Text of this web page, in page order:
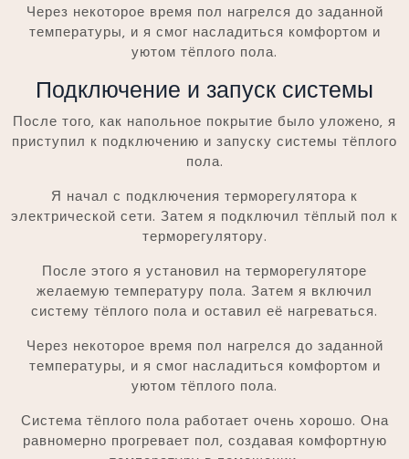
Через некоторое время пол нагрелся до заданной
температуры‚ и я смог насладиться комфортом и
уютом тёплого пола.
Подключение и запуск системы
После того‚ как напольное покрытие было уложено‚ я
приступил к подключению и запуску системы тёплого
пола.
Я начал с подключения терморегулятора к
электрической сети. Затем я подключил тёплый пол к
терморегулятору.
После этого я установил на терморегуляторе
желаемую температуру пола. Затем я включил
систему тёплого пола и оставил её нагреваться.
Через некоторое время пол нагрелся до заданной
температуры‚ и я смог насладиться комфортом и
уютом тёплого пола.
Система тёплого пола работает очень хорошо. Она
равномерно прогревает пол‚ создавая комфортную